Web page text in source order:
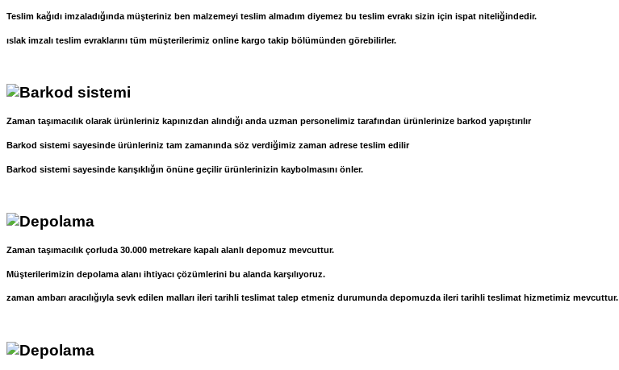
Teslim kağıdı imzaladığında müşteriniz ben malzemeyi teslim almadım diyemez bu teslim evrakı sizin için ispat niteliğindedir.
ıslak imzalı teslim evraklarını tüm müşterilerimiz online kargo takip bölümünden görebilirler.
Zaman taşımacılık olarak ürünleriniz kapınızdan alındığı anda uzman personelimiz tarafından ürünlerinize barkod yapıştırılır
Barkod sistemi sayesinde ürünleriniz tam zamanında söz verdiğimiz zaman adrese teslim edilir
Barkod sistemi sayesinde karışıklığın önüne geçilir ürünlerinizin kaybolmasını önler.
Zaman taşımacılık çorluda 30.000 metrekare kapalı alanlı depomuz mevcuttur.
Müşterilerimizin depolama alanı ihtiyacı çözümlerini bu alanda karşılıyoruz.
zaman ambarı aracılığıyla sevk edilen malları ileri tarihli teslimat talep etmeniz durumunda depomuzda ileri tarihli teslimat hizmetimiz mevcuttur.